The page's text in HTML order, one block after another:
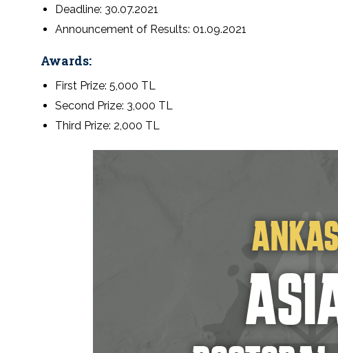
Deadline: 30.07.2021
Announcement of Results: 01.09.2021
Awards:
First Prize: 5,000 TL
Second Prize: 3,000 TL
Third Prize: 2,000 TL